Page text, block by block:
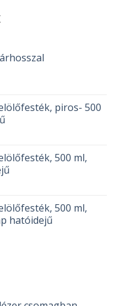
piros- 500
500 ml,
500 ml,
hatóidejű